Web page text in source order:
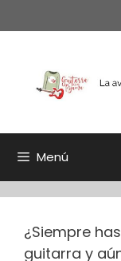
al
Menú
¿Siempre
guitarra y